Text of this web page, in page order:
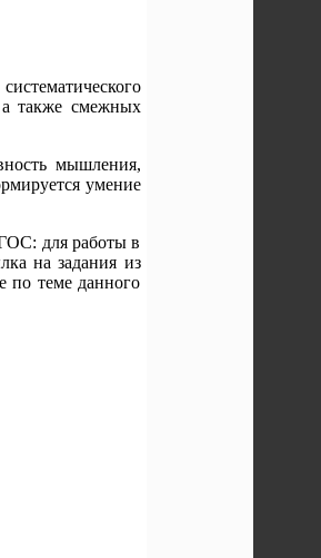
а также смежных
мышления,
умение
для работы в
на задания из
по теме данного